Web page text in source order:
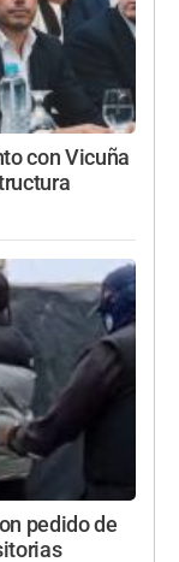
con Vicuña
pedido de